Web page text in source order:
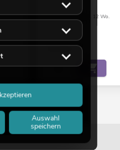
No. 11037055
Bestand reicht ca. 12 Wo.
54,90€
Auswahl
speichern